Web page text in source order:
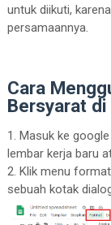
untuk diikuti,
persamaannya.
Cara
Bersyarat
1. Masuk ke
lembar kerja baru
2. Klik menu
sebuah kotak